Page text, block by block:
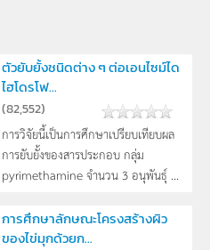
ตัวยับยั้งชนิดต่าง ๆ ต่อเอนไซม์ได
ไฮโดรโฟ...
(82,552)
การวิจัยนี้เป็นการศึกษาเปรียบเทียบผล
การยับยั้งของสารประกอบ กลุ่ม
pyrimethamine จำนวน 3 อนุพันธุ์ ...
การศึกษาลักษณะโครงสร้างผิว
ของไข่มุกด้วยก...